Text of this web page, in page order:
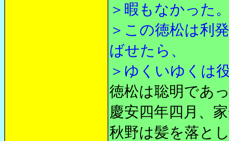
＞暇もなかった
＞この徳松は利
ばせたら、
＞ゆくいゆくは
徳松は聡明であ
慶安四年四月、
秋野は髪を落と